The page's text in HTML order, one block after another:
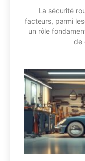
La sécurité
facteurs, parmi
un rôle
de